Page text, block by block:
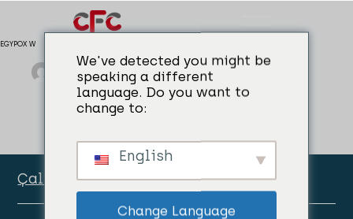
EGYPOX W
admin 04/04/2024 Döşeme
Çalışan Portalı
We've detected you might be
speaking a different
language. Do you want to
change to:
English
Change Language